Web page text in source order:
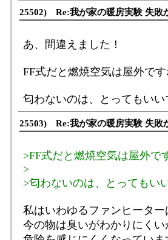
25502) Re:我が家の暖房実験 失敗
あ、間違えました！
FF式だと燃焼空気は屋外で
匂わないのは、とってもいい
25503) Re:我が家の暖房実験 失敗
>FF式だと燃焼空気は屋外で
>
>匂わないのは、とってもい
私はいわゆるファンヒータ
今の物は臭いがわかりにく